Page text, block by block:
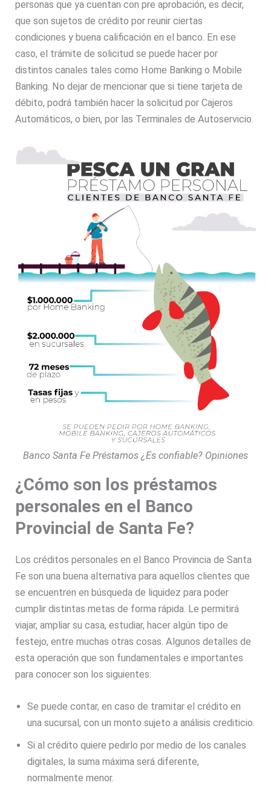
personas que ya cuentan con pre aprobación, es decir,
que son sujetos de crédito por reunir ciertas
condiciones y buena calificación en el banco. En ese
caso, el trámite de solicitud se puede hacer por
distintos canales tales como Home Banking o Mobile
Banking. No dejar de mencionar que si tiene tarjeta de
débito, podrá también hacer la solicitud por Cajeros
Automáticos, o bien, por las Terminales de Autoservicio.
Banco Santa Fe Préstamos ¿Es confiable? Opiniones
¿Cómo son los préstamos
personales en el Banco
Provincial de Santa Fe?
Los créditos personales en el Banco Provincia de Santa
Fe son una buena alternativa para aquellos clientes que
se encuentren en búsqueda de liquidez para poder
cumplir distintas metas de forma rápida. Le permitirá
viajar, ampliar su casa, estudiar, hacer algún tipo de
festejo, entre muchas otras cosas. Algunos detalles de
esta operación que son fundamentales e importantes
para conocer son los siguientes:
Se puede contar, en caso de tramitar el crédito en
una sucursal, con un monto sujeto a análisis crediticio.
Si al crédito quiere pedirlo por medio de los canales
digitales, la suma máxima será diferente,
normalmente menor.